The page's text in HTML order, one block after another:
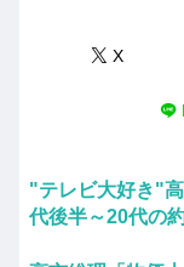
X
"テレビ大好き"
代後半～20代の